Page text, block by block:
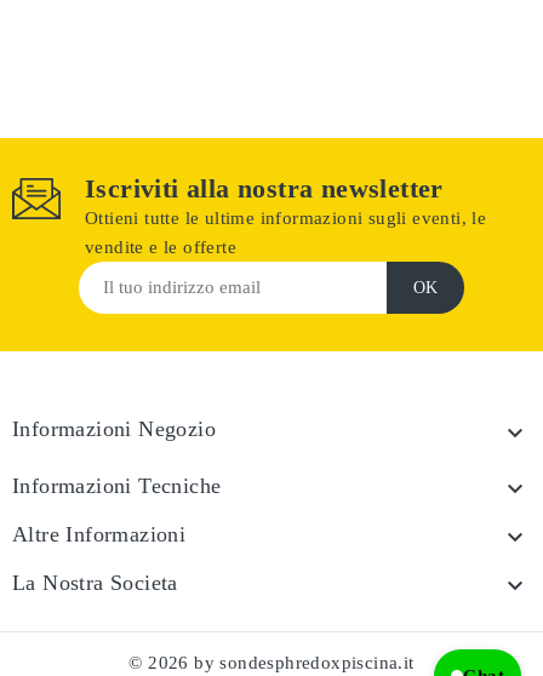
Iscriviti alla nostra newsletter
Ottieni tutte le ultime informazioni sugli eventi, le
vendite e le offerte
Informazioni Negozio 
Informazioni Tecniche 
Altre Informazioni 
La Nostra Societa 
© 2026 by sondesphredoxpiscina.it